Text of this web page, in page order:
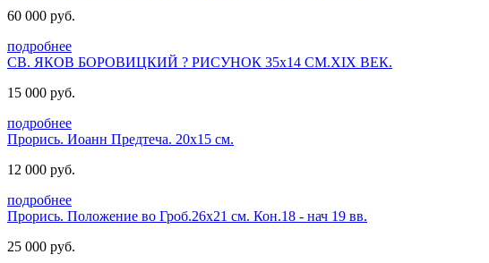
60 000 руб.
подробнее
СВ. ЯКОВ БОРОВИЦКИЙ ? РИСУНОК 35х14 СМ.XIX ВЕК.
15 000 руб.
подробнее
Прорись. Иоанн Предтеча. 20х15 см.
12 000 руб.
подробнее
Прорись. Положение во Гроб.26х21 см. Кон.18 - нач 19 вв.
25 000 руб.